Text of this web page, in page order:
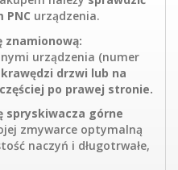
PNC urządzenia.
znamionową:
urządzenia (numer
drzwi lub na
po prawej stronie.
spryskiwacza górne
zmywarce optymalną
naczyń i długotrwałe,